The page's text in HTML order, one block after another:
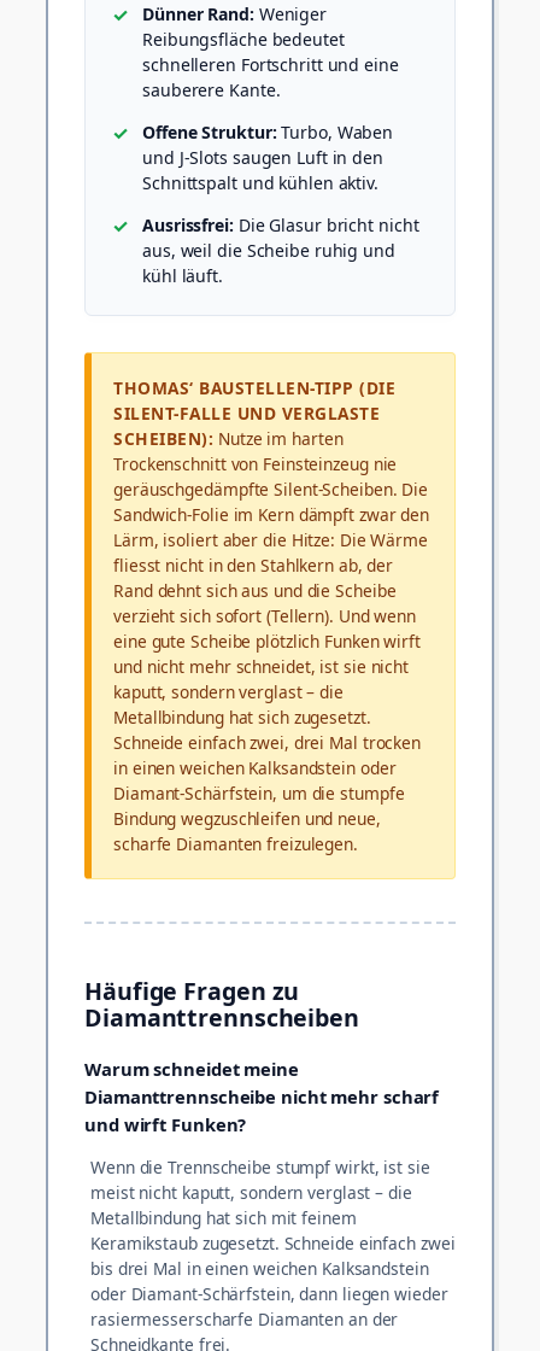
Dünner Rand: Weniger
Reibungsfläche bedeutet
schnelleren Fortschritt und eine
sauberere Kante.
Offene Struktur: Turbo, Waben
und J-Slots saugen Luft in den
Schnittspalt und kühlen aktiv.
Ausrissfrei: Die Glasur bricht nicht
aus, weil die Scheibe ruhig und
kühl läuft.
THOMAS‘ BAUSTELLEN-TIPP (DIE
SILENT-FALLE UND VERGLASTE
SCHEIBEN): Nutze im harten
Trockenschnitt von Feinsteinzeug nie
geräuschgedämpfte Silent-Scheiben. Die
Sandwich-Folie im Kern dämpft zwar den
Lärm, isoliert aber die Hitze: Die Wärme
fliesst nicht in den Stahlkern ab, der
Rand dehnt sich aus und die Scheibe
verzieht sich sofort (Tellern). Und wenn
eine gute Scheibe plötzlich Funken wirft
und nicht mehr schneidet, ist sie nicht
kaputt, sondern verglast – die
Metallbindung hat sich zugesetzt.
Schneide einfach zwei, drei Mal trocken
in einen weichen Kalksandstein oder
Diamant-Schärfstein, um die stumpfe
Bindung wegzuschleifen und neue,
scharfe Diamanten freizulegen.
Häufige Fragen zu
Diamanttrennscheiben
Warum schneidet meine
Diamanttrennscheibe nicht mehr scharf
und wirft Funken?
Wenn die Trennscheibe stumpf wirkt, ist sie
meist nicht kaputt, sondern verglast – die
Metallbindung hat sich mit feinem
Keramikstaub zugesetzt. Schneide einfach zwei
bis drei Mal in einen weichen Kalksandstein
oder Diamant-Schärfstein, dann liegen wieder
rasiermesserscharfe Diamanten an der
Schneidkante frei.